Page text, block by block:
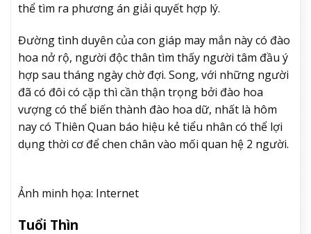
thể tìm ra phương án giải quyết hợp lý.
Đường tình duyên của con giáp may mắn này có đào
hoa nở rộ, người độc thân tìm thấy người tâm đầu ý
hợp sau tháng ngày chờ đợi. Song, với những người
đã có đôi có cặp thì cần thận trọng bởi đào hoa
vượng có thể biến thành đào hoa dữ, nhất là hôm
nay có Thiên Quan báo hiệu kẻ tiểu nhân có thể lợi
dụng thời cơ để chen chân vào mối quan hệ 2 người.
Ảnh minh họa: Internet
Tuổi Thìn